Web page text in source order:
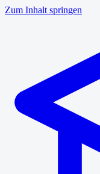
Zum Inhalt springen